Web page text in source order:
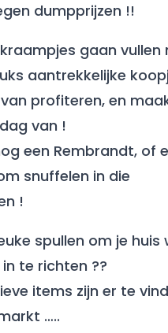
dumpprijzen !!
kraampjes gaan vullen
aantrekkelijke
profiteren, en
van !
een Rembrandt, of
snuffelen in die
!
spullen om je huis
te richten ??
items zijn er te
…..